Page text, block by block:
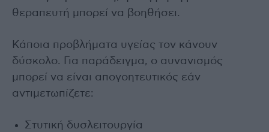
θεραπευτή μπορεί να βοηθήσει.
Κάποια προβλήματα υγείας τον κάνουν
δύσκολο. Για παράδειγμα, ο αυνανισμός
μπορεί να είναι απογοητευτικός εάν
αντιμετωπίζετε:
Στυτική δυσλειτουργία